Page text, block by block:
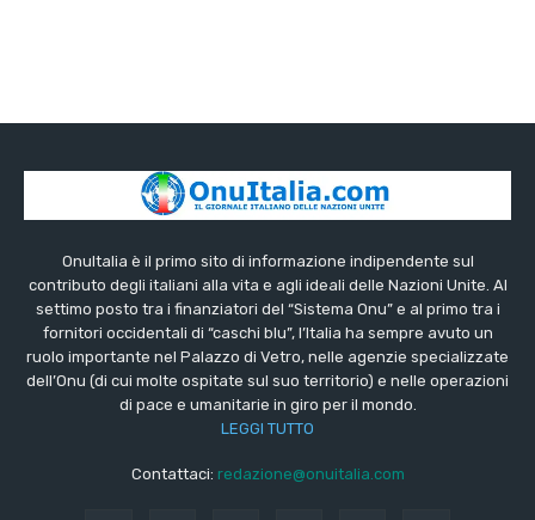
OnuItalia è il primo sito di informazione indipendente sul
contributo degli italiani alla vita e agli ideali delle Nazioni Unite. Al
settimo posto tra i finanziatori del “Sistema Onu” e al primo tra i
fornitori occidentali di “caschi blu”, l’Italia ha sempre avuto un
ruolo importante nel Palazzo di Vetro, nelle agenzie specializzate
dell’Onu (di cui molte ospitate sul suo territorio) e nelle operazioni
di pace e umanitarie in giro per il mondo.
LEGGI TUTTO
Contattaci: redazione@onuitalia.com